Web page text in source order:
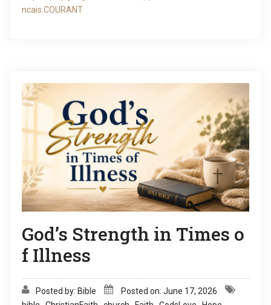
ncais.COURANT
God’s Strength in Times o
f Illness
Posted by: Bible
Posted on: June 17, 2026